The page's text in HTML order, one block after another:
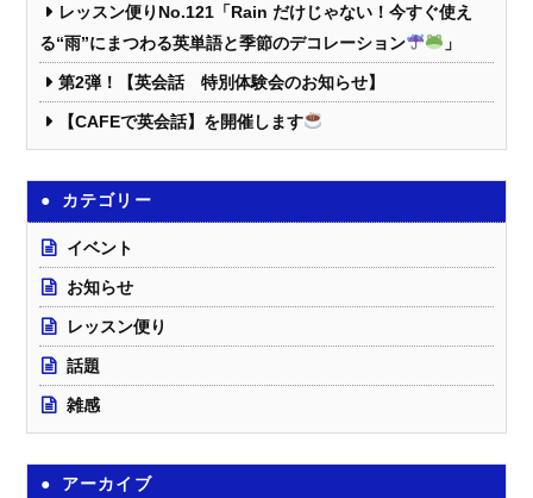
レッスン便りNo.121「Rain だけじゃない！今すぐ使え
る“雨”にまつわる英単語と季節のデコレーション
」
第2弾！【英会話 特別体験会のお知らせ】
【CAFEで英会話】を開催します
カテゴリー
イベント
お知らせ
レッスン便り
話題
雑感
アーカイブ